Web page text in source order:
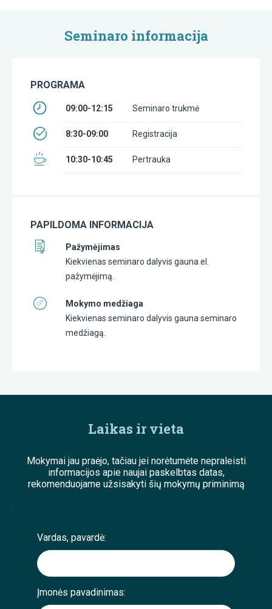
Seminaro informacija
PROGRAMA
09:00-12:15 Seminaro trukmė
8:30-09:00 Registracija
10:30-10:45 Pertrauka
PAPILDOMA INFORMACIJA
Pažymėjimas
Kiekvienas seminaro dalyvis gauna el.
pažymėjimą.
Mokymo medžiaga
Kiekvienas seminaro dalyvis gauna seminaro
medžiagą.
Laikas ir vieta
Mokymai jau praėjo, tačiau jei norėtumėte nepraleisti
informacijos apie naujai paskelbtas datas,
rekomenduojame užsisakyti šių mokymų priminimą
;
Vardas, pavardė:
Įmonės pavadinimas: